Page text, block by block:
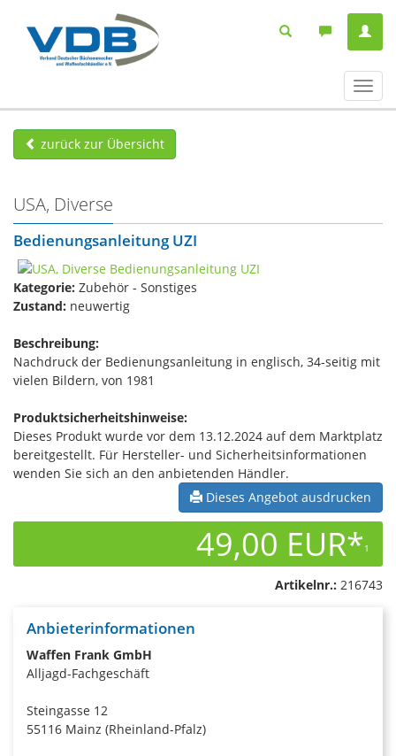
ein-/
zurück zur Übersicht
USA, Diverse
Bedienungsanleitung UZI
Kategorie: Zubehör - Sonstiges
Zustand: neuwertig
Beschreibung:
Nachdruck der Bedienungsanleitung in englisch, 34-seitig mit
vielen Bildern, von 1981
Produktsicherheitshinweise:
Dieses Produkt wurde vor dem 13.12.2024 auf dem Marktplatz
bereitgestellt. Für Hersteller- und Sicherheitsinformationen
wenden Sie sich an den anbietenden Händler.
Dieses Angebot ausdrucken
49,00 EUR*1
Artikelnr.: 216743
Anbieterinformationen
Waffen Frank GmbH
Alljagd-Fachgeschäft
Steingasse 12
55116 Mainz (Rheinland-Pfalz)